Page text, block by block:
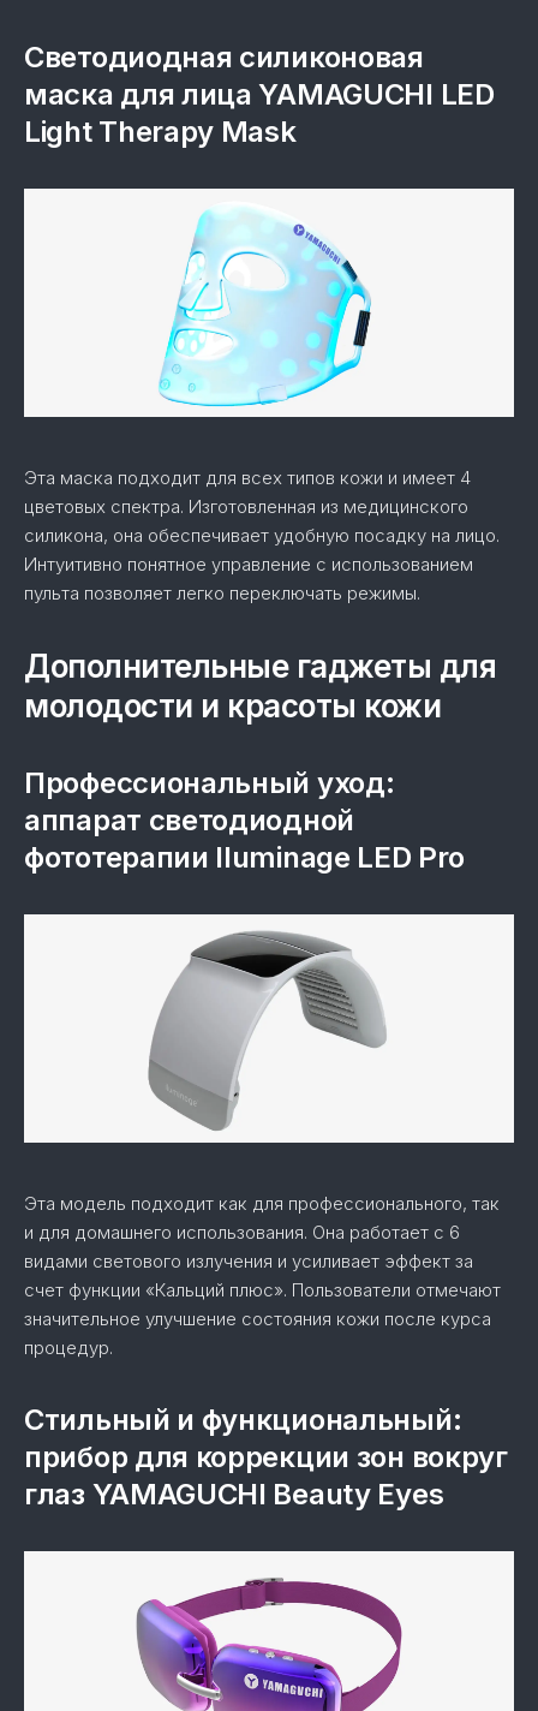
Светодиодная силиконовая
маска для лица YAMAGUCHI LED
Light Therapy Mask
Эта маска подходит для всех типов кожи и имеет 4
цветовых спектра. Изготовленная из медицинского
силикона, она обеспечивает удобную посадку на лицо.
Интуитивно понятное управление с использованием
пульта позволяет легко переключать режимы.
Дополнительные гаджеты для
молодости и красоты кожи
Профессиональный уход:
аппарат светодиодной
фототерапии Iluminage LED Pro
Эта модель подходит как для профессионального, так
и для домашнего использования. Она работает с 6
видами светового излучения и усиливает эффект за
счет функции «Кальций плюс». Пользователи отмечают
значительное улучшение состояния кожи после курса
процедур.
Стильный и функциональный:
прибор для коррекции зон вокруг
глаз YAMAGUCHI Beauty Eyes